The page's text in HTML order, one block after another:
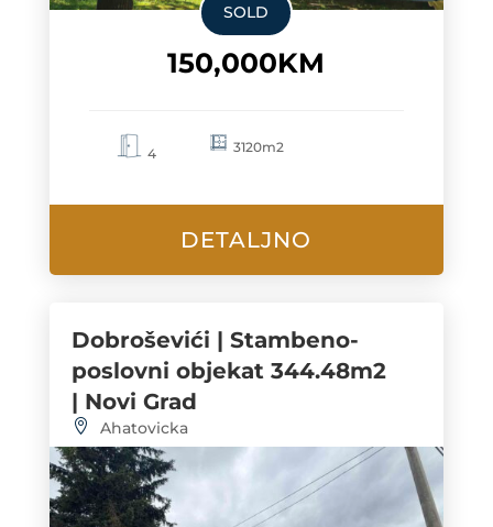
SOLD
150,000KM
4 3120m2
DETALJNO
Dobroševići | Stambeno-
poslovni objekat 344.48m2
| Novi Grad
Ahatovicka